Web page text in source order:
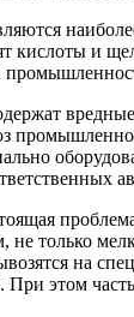
кислоты и
не только
на
этом